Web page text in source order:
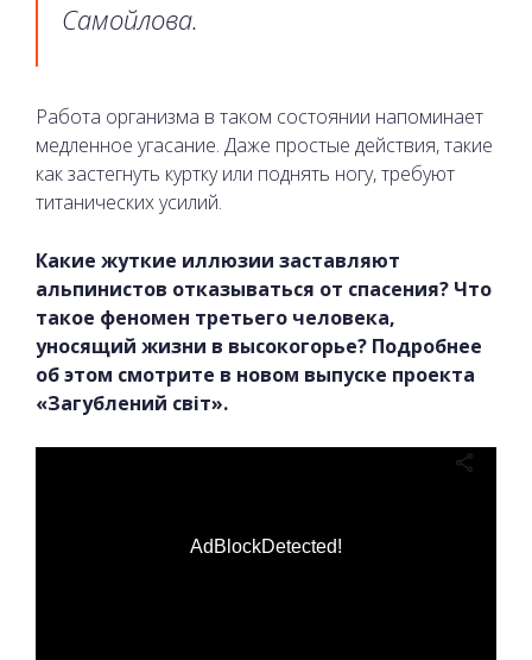
Самойлова.
Работа организма в таком состоянии напоминает
медленное угасание. Даже простые действия, такие
как застегнуть куртку или поднять ногу, требуют
титанических усилий.
Какие жуткие иллюзии заставляют
альпинистов отказываться от спасения? Что
такое феномен третьего человека,
уносящий жизни в высокогорье? Подробнее
об этом смотрите в новом выпуске проекта
«Загублений світ».
AdBlockDetected!